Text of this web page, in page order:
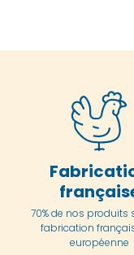
70% de nos produits
fabrication
européenne